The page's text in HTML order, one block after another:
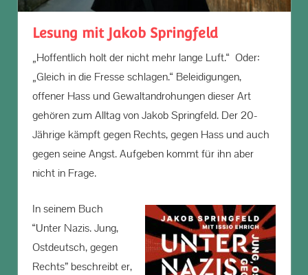
Lesung mit Jakob Springfeld
„Hoffentlich holt der nicht mehr lange Luft.“ Oder:
„Gleich in die Fresse schlagen.“ Beleidigungen,
offener Hass und Gewaltandrohungen dieser Art
gehören zum Alltag von Jakob Springfeld. Der 20-
Jährige kämpft gegen Rechts, gegen Hass und auch
gegen seine Angst. Aufgeben kommt für ihn aber
nicht in Frage.
In seinem Buch
“Unter Nazis. Jung,
Ostdeutsch, gegen
Rechts” beschreibt er,